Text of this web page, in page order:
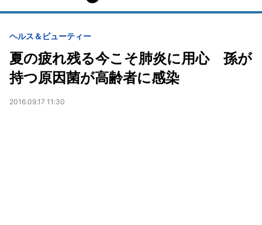
ヘルス＆ビューティー
夏の疲れ残る今こそ肺炎に用心 孫が
持つ原因菌が高齢者に感染
2016.09.17 11:30